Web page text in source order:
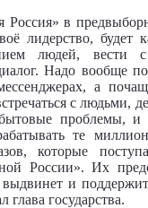
Россия» в
лидерство, будет
людей, вести
Надо вообще
а
с людьми,
проблемы, и
те
которые
России». Их
выдвинет и
глава государства.